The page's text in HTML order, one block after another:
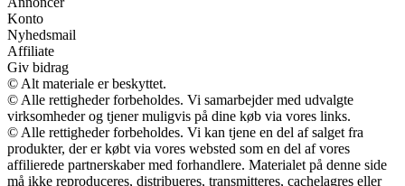
Konto
Nyhedsmail
Affiliate
Giv bidrag
© Alt materiale er beskyttet.
© Alle rettigheder forbeholdes. Vi samarbejder med udvalgte
virksomheder og tjener muligvis på dine køb via vores links.
© Alle rettigheder forbeholdes. Vi kan tjene en del af salget fra
produkter, der er købt via vores websted som en del af vores
affilierede partnerskaber med forhandlere. Materialet på denne side
må ikke reproduceres, distribueres, transmitteres, cachelagres eller